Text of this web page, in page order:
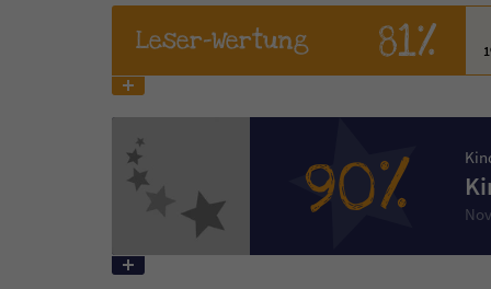
Leser-Wertung 81%
90%